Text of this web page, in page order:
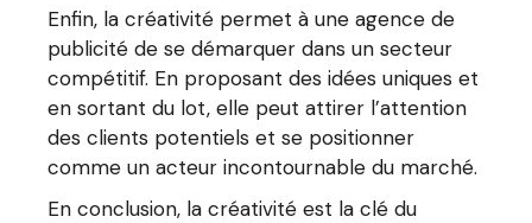
Enfin, la créativité permet à une agence de
publicité de se démarquer dans un secteur
compétitif. En proposant des idées uniques et
en sortant du lot, elle peut attirer l’attention
des clients potentiels et se positionner
comme un acteur incontournable du marché.
En conclusion, la créativité est la clé du